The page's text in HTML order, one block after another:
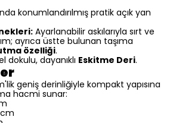
konumlandırılmış pratik açık yan
Ayarlanabilir askılarıyla sırt ve
ayrıca üstte bulunan taşıma
özelliği.
dokulu, dayanıklı Eskitme Deri.
geniş derinliğiyle kompakt yapısına
hacmi sunar: